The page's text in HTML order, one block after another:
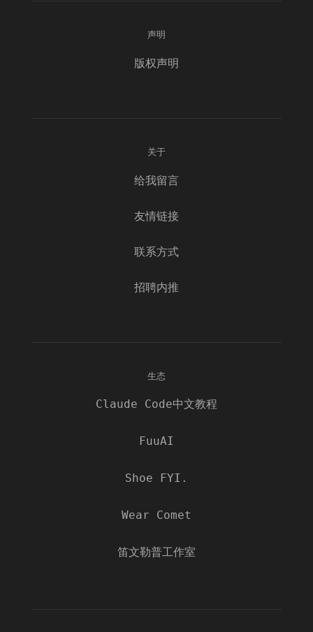
声明
版权声明
关于
给我留言
友情链接
联系方式
招聘内推
生态
Claude Code中文教程
FuuAI
Shoe FYI.
Wear Comet
笛文勒普工作室